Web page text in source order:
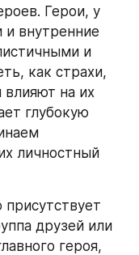
Герои, у
и внутренние
и
как страхи,
влияют на их
глубокую
личностный
друзей или
героя,